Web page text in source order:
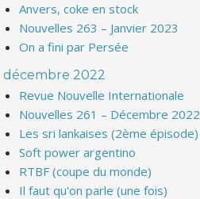
Anvers, coke en stock
Nouvelles 263 – Janvier 2023
On a fini par Persée
décembre 2022
Revue Nouvelle Internationale
Nouvelles 261 – Décembre 2022
Les sri lankaises (2ème épisode)
Soft power argentino
RTBF (coupe du monde)
Il faut qu'on parle (une fois)